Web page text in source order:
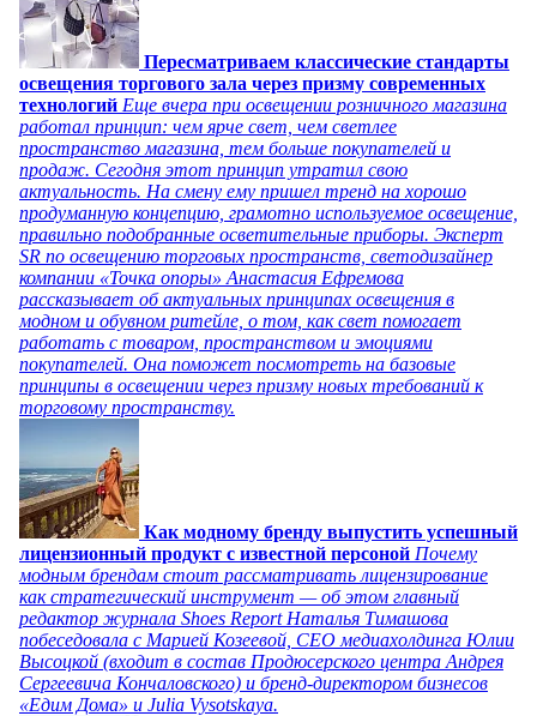
Пересматриваем классические стандарты
освещения торгового зала через призму современных
технологий Еще вчера при освещении розничного магазина
работал принцип: чем ярче свет, чем светлее
пространство магазина, тем больше покупателей и
продаж. Сегодня этот принцип утратил свою
актуальность. На смену ему пришел тренд на хорошо
продуманную концепцию, грамотно используемое освещение,
правильно подобранные осветительные приборы. Эксперт
SR по освещению торговых пространств, светодизайнер
компании «Точка опоры» Анастасия Ефремова
рассказывает об актуальных принципах освещения в
модном и обувном ритейле, о том, как свет помогает
работать с товаром, пространством и эмоциями
покупателей. Она поможет посмотреть на базовые
принципы в освещении через призму новых требований к
торговому пространству.
Как модному бренду выпустить успешный
лицензионный продукт с известной персоной Почему
модным брендам стоит рассматривать лицензирование
как стратегический инструмент — об этом главный
редактор журнала Shoes Report Наталья Тимашова
побеседовала с Марией Козеевой, СЕО медиахолдинга Юлии
Высоцкой (входит в состав Продюсерского центра Андрея
Сергеевича Кончаловского) и бренд-директором бизнесов
«Едим Дома» и Julia Vysotskaya.